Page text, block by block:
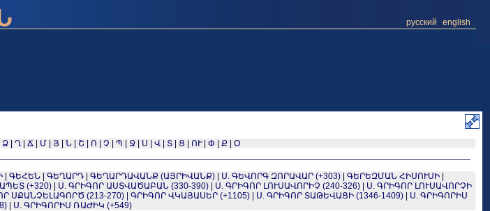
русский english
Ձ Ղ Ճ Մ Յ Ն Շ Ո Չ Պ Ջ Ս Վ Տ Ց ՈՒ| Փ Ք Օ
| ԳԵՀԵՆ ԳԵՂԱՐԴ| ԳԵՂԱՐԴԱՎԱՆՔ (ԱՅՐԻՎԱՆՔ)| Ս. ԳԵՎՈՐԳ ԶՈՐԱՎԱՐ (+303)| ԳԵՐԵԶՄԱՆ ՀԻՍՈՒՍԻ|
(+320)| Ս. ԳՐԻԳՈՐ ԱՍՏՎԱԾԱԲԱՆ (330-390)| Ս. ԳՐԻԳՈՐ ԼՈՒՍԱՎՈՐԻՉ (240-326)|
Ս. ԳՐԻԳՈՐ ԼՈՒՍԱՎՈՐՉԻ
ՍՔԱՆՉԵԼԱԳՈՐԾ (213-270) ԳՐԻԳՈՐ ՎԿԱՅԱՍԵՐ (+1105) Ս. ԳՐԻԳՈՐ ՏԱԹԵՎԱՑԻ (1346-1409)
Ս. ԳՐԻԳՈՐԻՍ
Ս. ԳՐԻԳՈՐԻՍ ՌԱԺԻԿ (+549)